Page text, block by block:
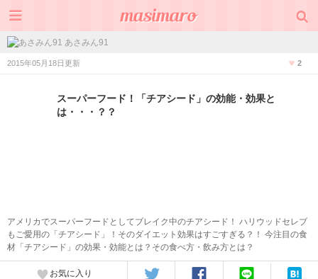
あさみん91
2015年05月18日更新 2
スーパーフード！「チアシード」の効能・効果と
は・・・？？
アメリカでスーパーフードとしてブレイク中のチアシード！ ハリウッドセレブ
もご愛用の「チアシード」！そのダイエット効果はすごすぎる？！ 今注目の食
材「チアシード」の効果・効能とは？その食べ方・飲み方とは？
お気に入り